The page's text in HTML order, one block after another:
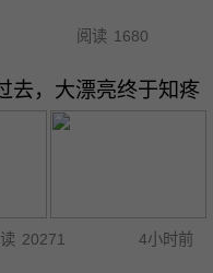
阅读 1680
去，大漂亮终于知疼
20271 4小时前